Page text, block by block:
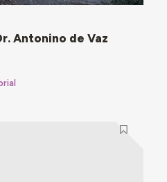
Antonino de Vaz